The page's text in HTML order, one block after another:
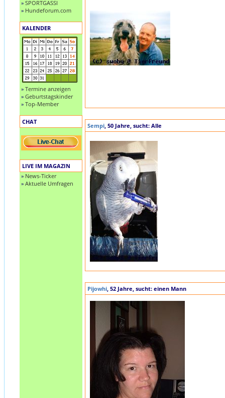
» SPORTGASSI
» Hundeforum.com
KALENDER
» Termine anzeigen
» Geburtstagskinder
» Top-Member
CHAT
LIVE IM MAGAZIN
» News-Ticker
» Aktuelle Umfragen
Sempi, 50 Jahre, sucht: Alle
Pijowhi, 52 Jahre, sucht: einen Mann